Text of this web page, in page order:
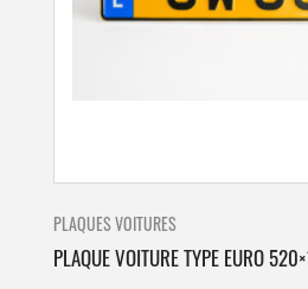
PLAQUES VOITURES
PLAQUE VOITURE TYPE EURO